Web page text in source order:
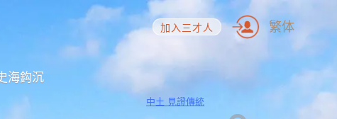
海鈎沉
加入三才人 繁体
中土 見證傳統